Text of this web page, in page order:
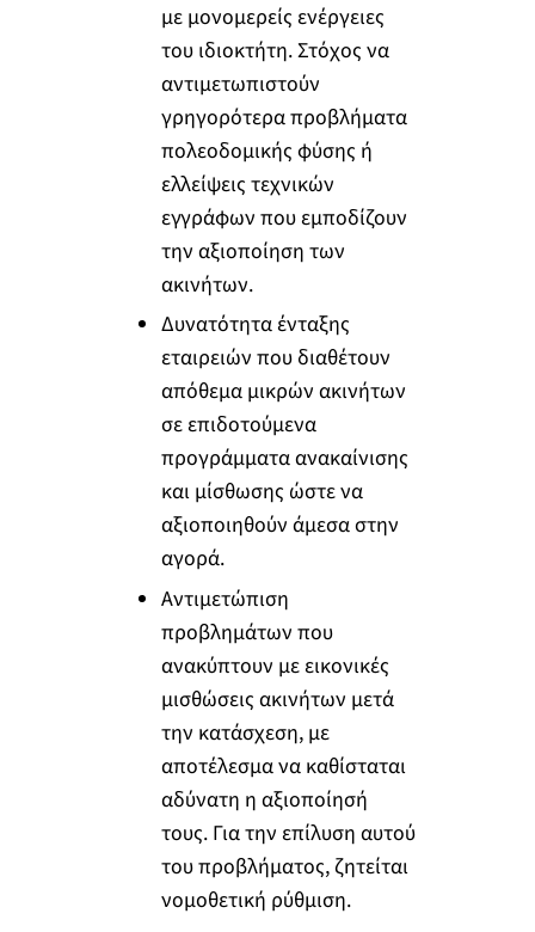
με μονομερείς ενέργειες
του ιδιοκτήτη. Στόχος να
αντιμετωπιστούν
γρηγορότερα προβλήματα
πολεοδομικής φύσης ή
ελλείψεις τεχνικών
εγγράφων που εμποδίζουν
την αξιοποίηση των
ακινήτων.
Δυνατότητα ένταξης
εταιρειών που διαθέτουν
απόθεμα μικρών ακινήτων
σε επιδοτούμενα
προγράμματα ανακαίνισης
και μίσθωσης ώστε να
αξιοποιηθούν άμεσα στην
αγορά.
Αντιμετώπιση
προβλημάτων που
ανακύπτουν με εικονικές
μισθώσεις ακινήτων μετά
την κατάσχεση, με
αποτέλεσμα να καθίσταται
αδύνατη η αξιοποίησή
τους. Για την επίλυση αυτού
του προβλήματος, ζητείται
νομοθετική ρύθμιση.